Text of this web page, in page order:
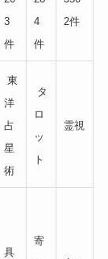
3
件
4
件
2件
東
洋
占
星
術
タ
ロ
ッ
ト
霊視
具
寄